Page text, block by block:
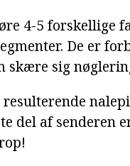
4-5 forskellige
De er
skære sig
del af senderen